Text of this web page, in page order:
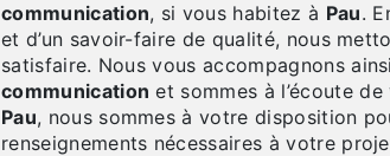
communication, si vous habitez à Pau.
et d’un savoir-faire de qualité, nous
satisfaire. Nous vous accompagnons
communication et sommes à l’écoute
Pau, nous sommes à votre disposition
renseignements nécessaires à votre